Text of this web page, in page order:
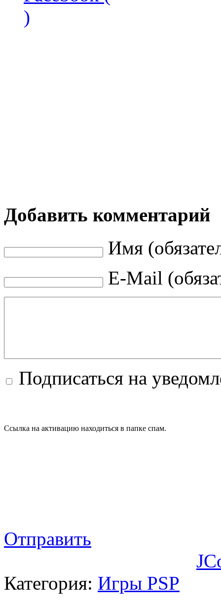
)
Добавить комментарий
Имя
E-Mail
Подписаться на
Ссылка на активацию находиться в папке спам.
Отправить
Категория: Игры PSP